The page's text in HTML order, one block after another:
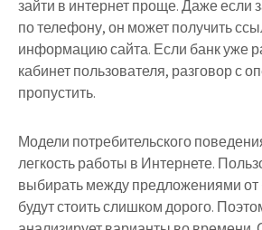
зайти в интернет проще. Даже если
по телефону, он может получить
информацию сайта. Если банк уже
кабинет пользователя, разговор с
пропустить.
Модели потребительского
легкость работы в Интернете.
выбирать между предложениями
будут стоить слишком дорого.